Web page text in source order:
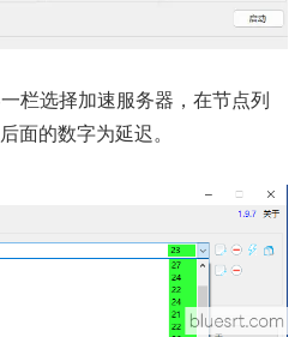
栏选择加速服务器，在节点列
面的数字为延迟。